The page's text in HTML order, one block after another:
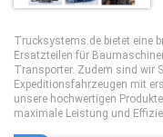
Trucksystems.de bietet eine
Ersatzteilen für
Transporter. Zudem sind wir
Expeditionsfahrzeugen mit
unsere hochwertigen
maximale Leistung und